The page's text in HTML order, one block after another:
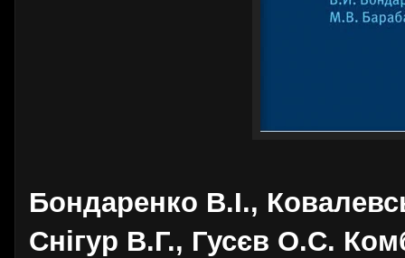
Бондаренко В.І.,
Снігур В.Г., Гусєв O.C.